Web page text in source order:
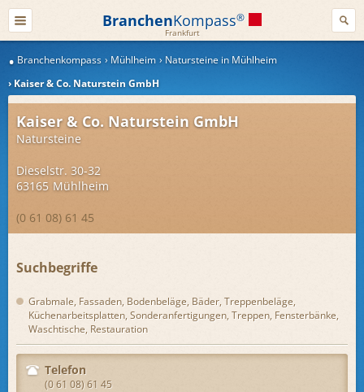
BranchenKompass®
Frankfurt
Branchenkompass Mühlheim
Natursteine in Mühlheim
Kaiser & Co. Naturstein GmbH
Kaiser & Co. Naturstein GmbH
Natursteine
Dieselstr. 30-32
63165 Mühlheim
(0 61 08) 61 45
Suchbegriffe
Grabmale, Fassaden, Bodenbeläge, Bäder, Treppenbeläge,
Küchenarbeitsplatten, Sonderanfertigungen, Treppen, Fensterbänke,
Waschtische, Restauration
Telefon
(0 61 08) 61 45